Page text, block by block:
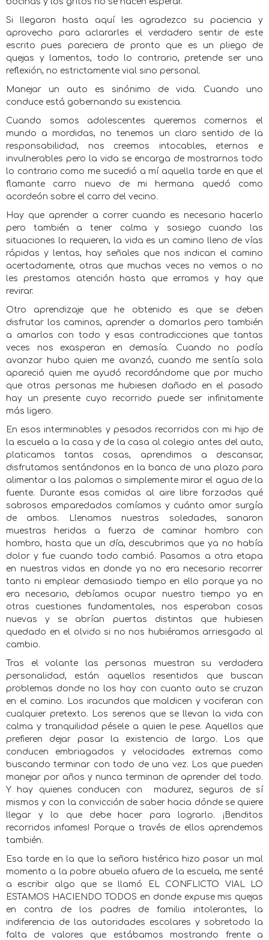
Si llegaron hasta aquí les agradezco su paciencia y
aprovecho para aclararles el verdadero sentir de este
escrito pues pareciera de pronto que es un pliego de
quejas y lamentos, todo lo contrario, pretende ser una
reflexión, no estrictamente vial sino personal.
Manejar un auto es sinónimo de vida. Cuando uno
conduce está gobernando su existencia.
Cuando somos adolescentes queremos comernos el
mundo a mordidas, no tenemos un claro sentido de la
responsabilidad, nos creemos intocables, eternos e
invulnerables pero la vida se encarga de mostrarnos todo
lo contrario como me sucedió a mí aquella tarde en que el
flamante carro nuevo de mi hermana quedó como
acordeón sobre el carro del vecino.
Hay que aprender a correr cuando es necesario hacerlo
pero también a tener calma y sosiego cuando las
situaciones lo requieren, la vida es un camino lleno de vías
rápidas y lentas, hay señales que nos indican el camino
acertadamente, otras que muchas veces no vemos o no
les prestamos atención hasta que erramos y hay que
revirar.
Otro aprendizaje que he obtenido es que se deben
disfrutar los caminos, aprender a domarlos pero también
a amarlos con todo y esas contradicciones que tantas
veces nos exasperan en demasía. Cuando no podía
avanzar hubo quien me avanzó, cuando me sentía sola
apareció quien me ayudó recordándome que por mucho
que otras personas me hubiesen dañado en el pasado
hay un presente cuyo recorrido puede ser infinitamente
más ligero.
En esos interminables y pesados recorridos con mi hijo de
la escuela a la casa y de la casa al colegio antes del auto,
platicamos tantas cosas, aprendimos a descansar,
disfrutamos sentándonos en la banca de una plaza para
alimentar a las palomas o simplemente mirar el agua de la
fuente. Durante esas comidas al aire libre forzadas qué
sabrosos emparedados comíamos y cuánto amor surgía
de ambos. Llenamos nuestras soledades, sanaron
muestras heridas a fuerza de caminar hombro con
hombro, hasta que un día, descubrimos que ya no había
dolor y fue cuando todo cambió. Pasamos a otra etapa
en nuestras vidas en donde ya no era necesario recorrer
tanto ni emplear demasiado tiempo en ello porque ya no
era necesario, debíamos ocupar nuestro tiempo ya en
otras cuestiones fundamentales, nos esperaban cosas
nuevas y se abrían puertas distintas que hubiesen
quedado en el olvido si no nos hubiéramos arriesgado al
cambio.
Tras el volante las personas muestran su verdadera
personalidad, están aquellos resentidos que buscan
problemas donde no los hay con cuanto auto se cruzan
en el camino. Los iracundos que maldicen y vociferan con
cualquier pretexto. Los serenos que se llevan la vida con
calma y tranquilidad pésele a quien le pese. Aquellos que
prefieren dejar pasar la existencia de largo. Los que
conducen embriagados y velocidades extremas como
buscando terminar con todo de una vez. Los que pueden
manejar por años y nunca terminan de aprender del todo.
Y hay quienes conducen con
madurez, seguros de sí
mismos y con la convicción de saber hacia dónde se quiere
llegar y lo que debe hacer para lograrlo. ¡Benditos
recorridos infames! Porque a través de ellos aprendemos
también.
Esa tarde en la que la señora histérica hizo pasar un mal
momento a la pobre abuela afuera de la escuela, me senté
a escribir algo que se llamó EL CONFLICTO VIAL LO
ESTAMOS HACIENDO TODOS en donde expuse mis quejas
en contra de los padres de familia intolerantes, la
indiferencia de las autoridades escolares y sobretodo la
falta de valores que estábamos mostrando frente a